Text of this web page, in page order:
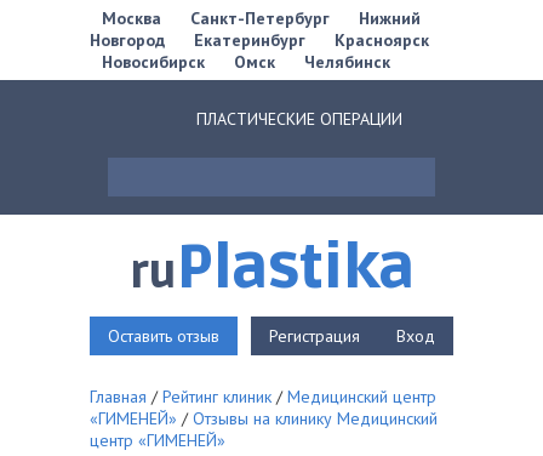
Москва Санкт-Петербург
Нижний
Новгород
Екатеринбург
Красноярск
Новосибирск
Омск Челябинск
ПЛАСТИЧЕСКИЕ ОПЕРАЦИИ
ruPlastika
Оставить отзыв Регистрация Вход
Главная / Рейтинг клиник / Медицинский центр
«ГИМЕНЕЙ» / Отзывы на клинику Медицинский
центр «ГИМЕНЕЙ»